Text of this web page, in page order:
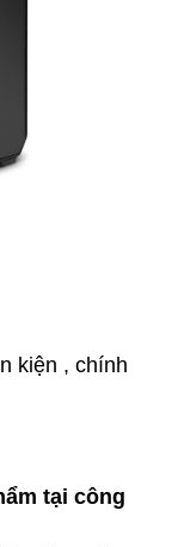
kiện , chính
tại công